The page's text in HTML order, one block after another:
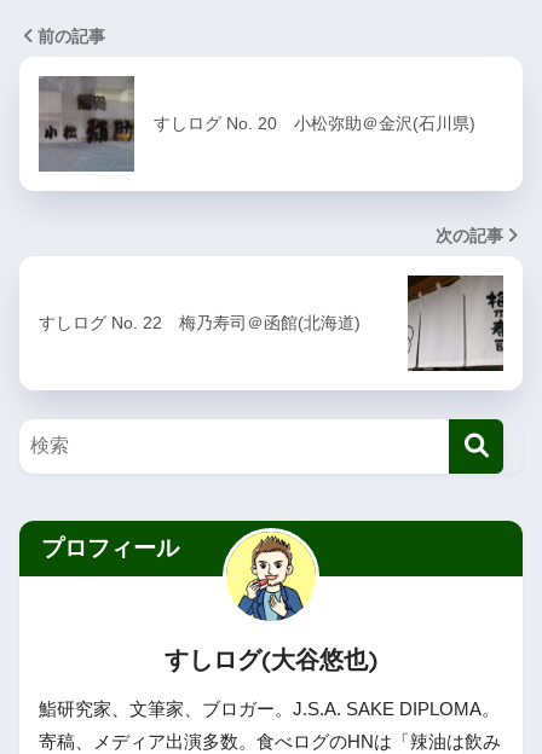
前の記事
すしログ No. 20 小松弥助＠金沢(石川県)
次の記事
すしログ No. 22 梅乃寿司＠函館(北海道)
プロフィール
すしログ(大谷悠也)
鮨研究家、文筆家、ブロガー。J.S.A. SAKE DIPLOMA。
寄稿、メディア出演多数。食べログのHNは「辣油は飲み